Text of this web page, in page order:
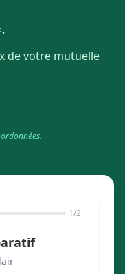
.
de votre mutuelle
1/2